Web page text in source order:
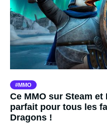
MMO
Ce MMO sur Steam
parfait pour tous les
Dragons !